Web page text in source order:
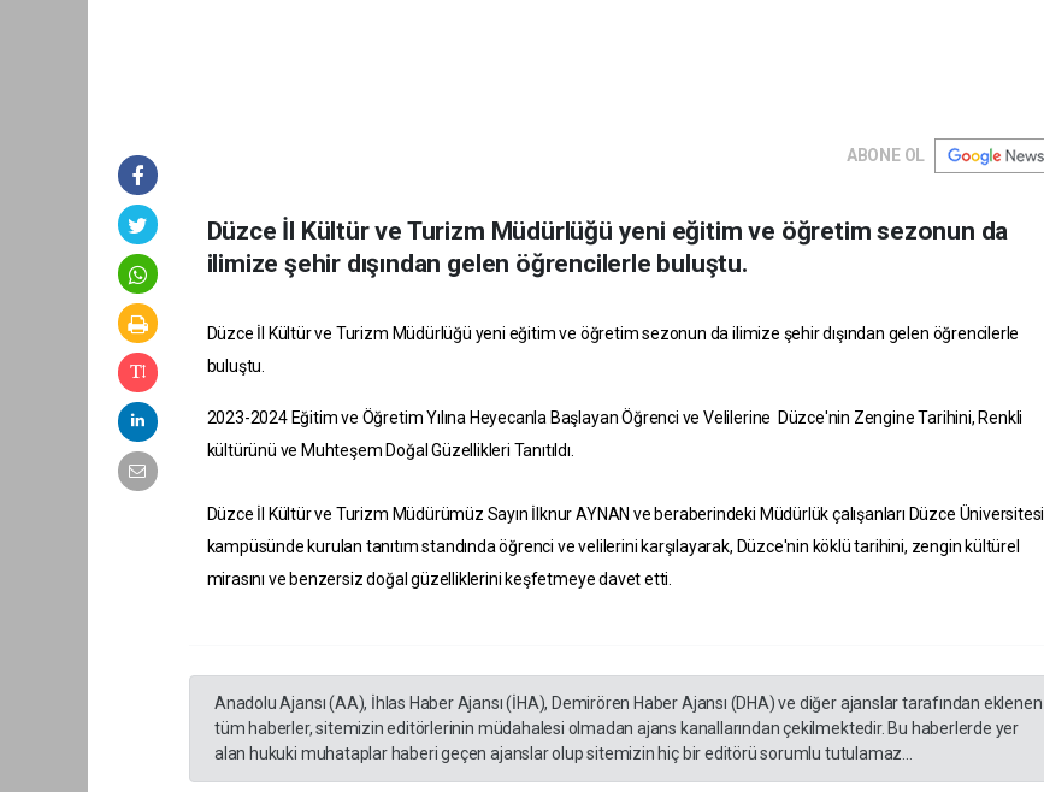
ABONE OL
Düzce İl Kültür ve Turizm Müdürlüğü yeni eğitim ve öğretim sezonun da
ilimize şehir dışından gelen öğrencilerle buluştu.
Düzce İl Kültür ve Turizm Müdürlüğü yeni eğitim ve öğretim sezonun da ilimize şehir dışından gelen öğrencilerle
buluştu.
2023-2024 Eğitim ve Öğretim Yılına Heyecanla Başlayan Öğrenci ve Velilerine Düzce'nin Zengine Tarihini, Renkli
kültürünü ve Muhteşem Doğal Güzellikleri Tanıtıldı.
Düzce İl Kültür ve Turizm Müdürümüz Sayın İlknur AYNAN ve beraberindeki Müdürlük çalışanları Düzce Üniversitesi
kampüsünde kurulan tanıtım standında öğrenci ve velilerini karşılayarak, Düzce'nin köklü tarihini, zengin kültürel
mirasını ve benzersiz doğal güzelliklerini keşfetmeye davet etti.
Anadolu Ajansı (AA), İhlas Haber Ajansı (İHA), Demirören Haber Ajansı (DHA) ve diğer ajanslar tarafından eklenen
tüm haberler, sitemizin editörlerinin müdahalesi olmadan ajans kanallarından çekilmektedir. Bu haberlerde yer
alan hukuki muhataplar haberi geçen ajanslar olup sitemizin hiç bir editörü sorumlu tutulamaz...